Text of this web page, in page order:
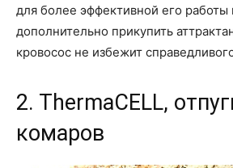
для более эффективной его
дополнительно прикупить
кровосос не избежит
2. ThermaCELL,
комаров